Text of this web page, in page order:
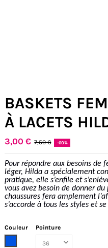
BASKETS
À LACETS
3,00 € 7,50 € -60%
Pour répondre aux besoins de
léger, Hilda a spécialement
pratique, elle s’enfile et
vous avez besoin de donner
chaussures fera amplement
s’accorde à tous les styles et
Couleur
Pointure